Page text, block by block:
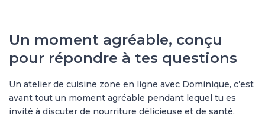
Un moment agréable, conçu
pour répondre à tes questions
Un atelier de cuisine zone en ligne avec Dominique, c’est
avant tout un moment agréable pendant lequel tu es
invité à discuter de nourriture délicieuse et de santé.